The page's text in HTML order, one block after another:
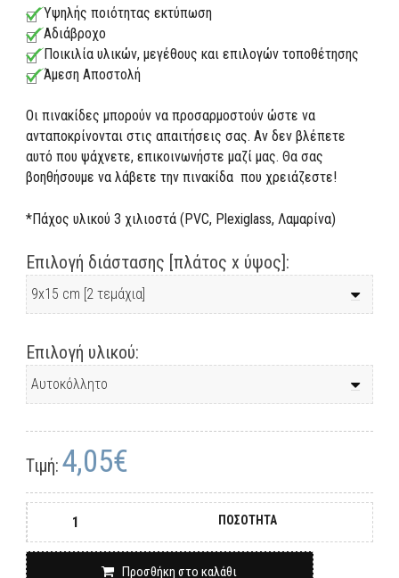
Υψηλής ποιότητας εκτύπωση
Αδιάβροχο
Ποικιλία υλικών, μεγέθους και επιλογών τοποθέτησης
Άμεση Αποστολή
Οι πινακίδες μπορούν να προσαρμοστούν ώστε να
ανταποκρίνονται στις απαιτήσεις σας. Αν δεν βλέπετε
αυτό που ψάχνετε, επικοινωνήστε μαζί μας. Θα σας
βοηθήσουμε να λάβετε την πινακίδα που χρειάζεστε!
*Πάχος υλικού 3 χιλιοστά (PVC, Plexiglass, Λαμαρίνα)
Επιλογή διάστασης [πλάτος x ύψος]:
Επιλογή υλικού:
Τιμή: 4,05€
ΠΟΣΟΤΗΤΑ
Προσθήκη στο καλάθι